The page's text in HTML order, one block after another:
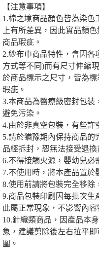
【注意事項】
1.棉之境商品顏色皆為染
上有所差異，因此實品顏
商品瑕疵。
2.紗布巾商品特性，會因
方式等不同)而有尺寸伸縮
於商品標示之尺寸，皆為
瑕疵。
3.本商品為醫療級密封包裝
避免污染。
4.由於非真空包裝，有些許
5.請於猶豫期內保持商品的
品經拆封，恕無法接受退換
6.不得接觸火源，嬰幼兒必
7.不使用時，將本產品置於
8.使用前請將包裝完全移除
9.商品包裝印刷因每批次生
此屬正常現象，不影響內
10.針織類商品，因產品本
象，建議剪除後左右拉平
圍。